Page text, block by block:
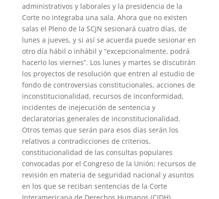
administrativos y laborales y la presidencia de la
Corte no integraba una sala. Ahora que no existen
salas el Pleno de la SCJN sesionará cuatro días, de
lunes a jueves, y si así se acuerda puede sesionar en
otro día hábil o inhábil y “excepcionalmente, podrá
hacerlo los viernes”. Los lunes y martes se discutirán
los proyectos de resolución que entren al estudio de
fondo de controversias constitucionales, acciones de
inconstitucionalidad, recursos de inconformidad,
incidentes de inejecución de sentencia y
declaratorias generales de inconstitucionalidad.
Otros temas que serán para esos días serán los
relativos a contradicciones de criterios,
constitucionalidad de las consultas populares
convocadas por el Congreso de la Unión; recursos de
revisión en materia de seguridad nacional y asuntos
en los que se reciban sentencias de la Corte